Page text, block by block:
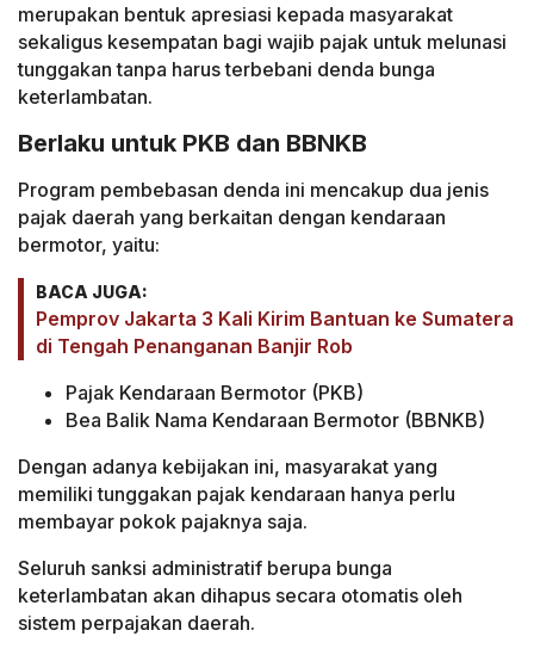
merupakan bentuk apresiasi kepada masyarakat
sekaligus kesempatan bagi wajib pajak untuk melunasi
tunggakan tanpa harus terbebani denda bunga
keterlambatan.
Berlaku untuk PKB dan BBNKB
Program pembebasan denda ini mencakup dua jenis
pajak daerah yang berkaitan dengan kendaraan
bermotor, yaitu:
BACA JUGA:
Pemprov Jakarta 3 Kali Kirim Bantuan ke Sumatera
di Tengah Penanganan Banjir Rob
Pajak Kendaraan Bermotor (PKB)
Bea Balik Nama Kendaraan Bermotor (BBNKB)
Dengan adanya kebijakan ini, masyarakat yang
memiliki tunggakan pajak kendaraan hanya perlu
membayar pokok pajaknya saja.
Seluruh sanksi administratif berupa bunga
keterlambatan akan dihapus secara otomatis oleh
sistem perpajakan daerah.